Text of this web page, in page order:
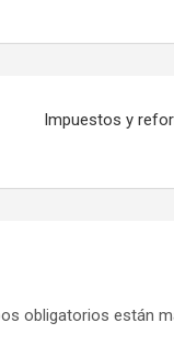
Impuestos y
obligatorios están